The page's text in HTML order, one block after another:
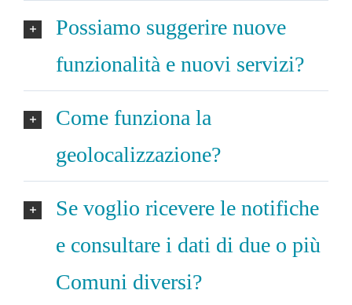
Possiamo suggerire nuove
funzionalità e nuovi servizi?
Come funziona la
geolocalizzazione?
Se voglio ricevere le notifiche
e consultare i dati di due o più
Comuni diversi?